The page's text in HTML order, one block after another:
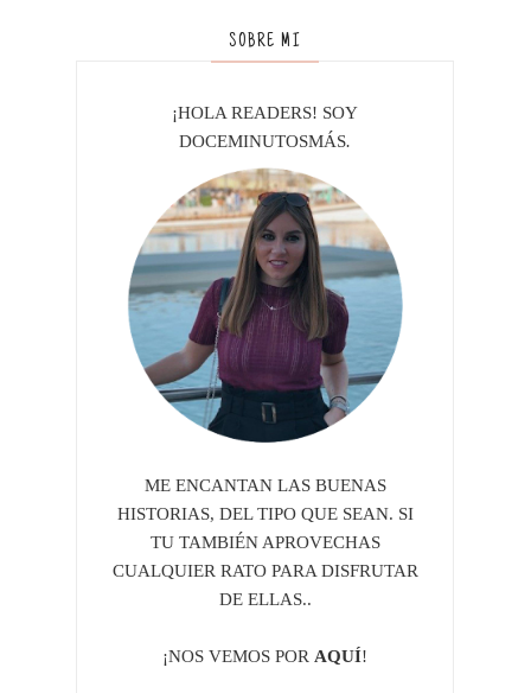
SOBRE MI
¡HOLA READERS! SOY
DOCEMINUTOSMÁS.
ME ENCANTAN LAS BUENAS
HISTORIAS, DEL TIPO QUE SEAN. SI
TU TAMBIÉN APROVECHAS
CUALQUIER RATO PARA DISFRUTAR
DE ELLAS..
¡NOS VEMOS POR AQUÍ!